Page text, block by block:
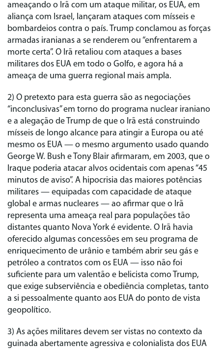
ameaçando o Irã com um ataque militar, os EUA, em
aliança com Israel, lançaram ataques com mísseis e
bombardeios contra o país. Trump conclamou as forças
armadas iranianas a se renderem ou “enfrentarem a
morte certa”. O Irã retaliou com ataques a bases
militares dos EUA em todo o Golfo, e agora há a
ameaça de uma guerra regional mais ampla.
2) O pretexto para esta guerra são as negociações
“inconclusivas” em torno do programa nuclear iraniano
e a alegação de Trump de que o Irã está construindo
mísseis de longo alcance para atingir a Europa ou até
mesmo os EUA — o mesmo argumento usado quando
George W. Bush e Tony Blair afirmaram, em 2003, que o
Iraque poderia atacar alvos ocidentais com apenas “45
minutos de aviso”. A hipocrisia das maiores potências
militares — equipadas com capacidade de ataque
global e armas nucleares — ao afirmar que o Irã
representa uma ameaça real para populações tão
distantes quanto Nova York é evidente. O Irã havia
oferecido algumas concessões em seu programa de
enriquecimento de urânio e também abrir seu gás e
petróleo a contratos com os EUA — isso não foi
suficiente para um valentão e belicista como Trump,
que exige subserviência e obediência completas, tanto
a si pessoalmente quanto aos EUA do ponto de vista
geopolítico.
3) As ações militares devem ser vistas no contexto da
guinada abertamente agressiva e colonialista dos EUA